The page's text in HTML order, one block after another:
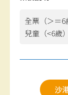
全票（＞＝6
兒童（<6歲）
沙